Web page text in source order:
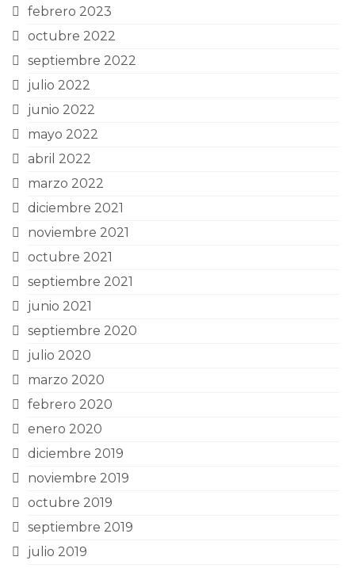
febrero 2023
octubre 2022
septiembre 2022
julio 2022
junio 2022
mayo 2022
abril 2022
marzo 2022
diciembre 2021
noviembre 2021
octubre 2021
septiembre 2021
junio 2021
septiembre 2020
julio 2020
marzo 2020
febrero 2020
enero 2020
diciembre 2019
noviembre 2019
octubre 2019
septiembre 2019
julio 2019